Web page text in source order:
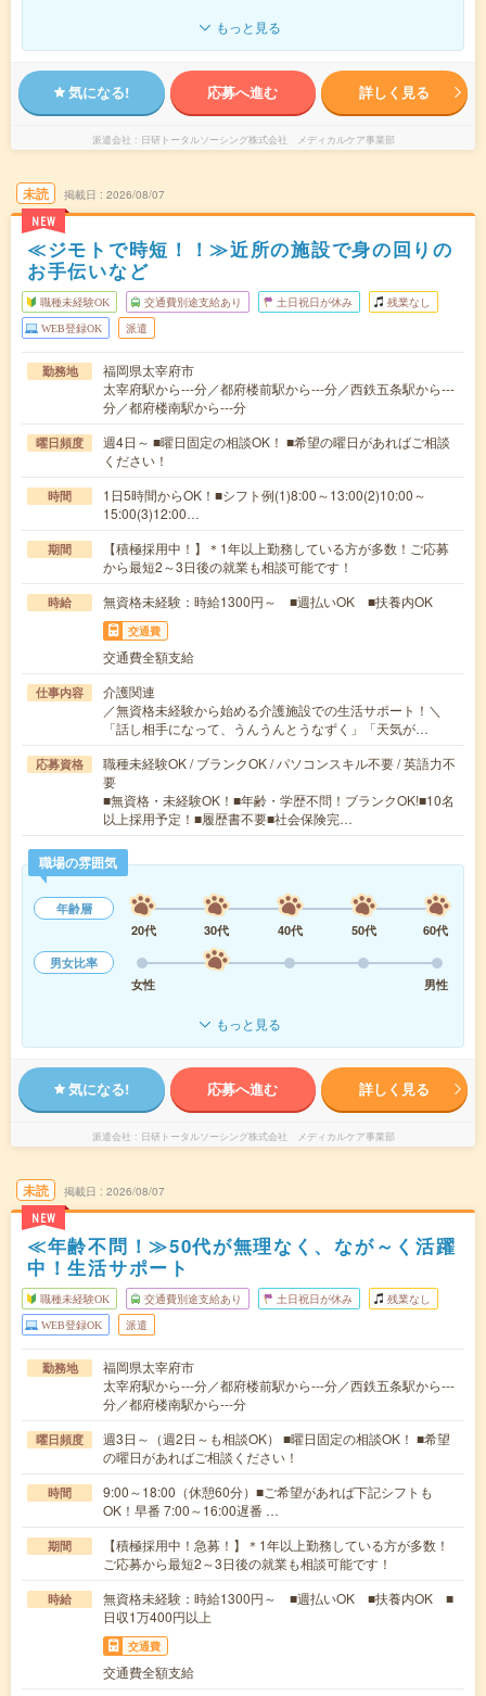
もっと見る
気になる! 応募へ進む 詳しく見る
派遣会社 日研トータルソーシング株式会社 メディカルケア事業部
未読
NEW
掲載日 2026/08/07
≪ジモトで時短！！≫近所の施設で身の回りの
お手伝いなど
職種未経験OK 交通費別途支給あり 土日祝日が休み 残業なし
WEB登録OK 派遣
勤務地
福岡県太宰府市
太宰府駅から---分／都府楼前駅から---分／西鉄五条駅から---
分／都府楼南駅から---分
曜日頻度
週4日～ ■曜日固定の相談OK！ ■希望の曜日があればご相談
ください！
時間
1日5時間からOK！■シフト例(1)8:00～13:00(2)10:00～
15:00(3)12:00…
期間
【積極採用中！】＊1年以上勤務している方が多数！ご応募
から最短2～3日後の就業も相談可能です！
時給 無資格未経験：時給1300円～ ■週払いOK ■扶養内OK
交通費
交通費全額支給
仕事内容
介護関連
／無資格未経験から始める介護施設での生活サポート！＼
「話し相手になって、うんうんとうなずく」「天気が…
応募資格
職種未経験OK / ブランクOK / パソコンスキル不要 / 英語力不
要
■無資格・未経験OK！■年齢・学歴不問！ブランクOK!■10名
以上採用予定！■履歴書不要■社会保険完…
職場の雰囲気
年齢層
20代
30代 40代 50代
60代
男女比率
女性
男性
もっと見る
気になる! 応募へ進む 詳しく見る
派遣会社 日研トータルソーシング株式会社 メディカルケア事業部
未読
NEW
掲載日 2026/08/07
≪年齢不問！≫50代が無理なく、なが～く活躍
中！生活サポート
職種未経験OK 交通費別途支給あり 土日祝日が休み 残業なし
WEB登録OK 派遣
勤務地
福岡県太宰府市
太宰府駅から---分／都府楼前駅から---分／西鉄五条駅から---
分／都府楼南駅から---分
曜日頻度
週3日～（週2日～も相談OK） ■曜日固定の相談OK！ ■希望
の曜日があればご相談ください！
時間
9:00～18:00（休憩60分）■ご希望があれば下記シフトも
OK！早番 7:00～16:00遅番 …
期間
【積極採用中！急募！】＊1年以上勤務している方が多数！
ご応募から最短2～3日後の就業も相談可能です！
時給
無資格未経験：時給1300円～ ■週払いOK ■扶養内OK ■
日収1万400円以上
交通費
交通費全額支給